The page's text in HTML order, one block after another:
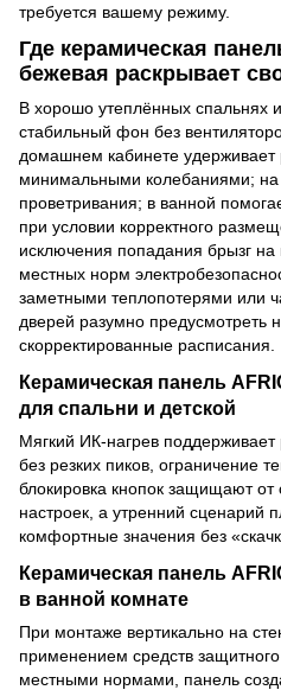
требуется вашему режиму.
Где керамическая
бежевая раскрывает
В хорошо утеплённых спальнях
стабильный фон без
домашнем кабинете удерживает
минимальными колебаниями; на
проветривания; в ванной
при условии корректного
исключения попадания брызг
местных норм
заметными теплопотерями или
дверей разумно предусмотреть
скорректированные расписания.
Керамическая панель
для спальни и детской
Мягкий ИК-нагрев
без резких пиков, ограничение
блокировка кнопок защищают
настроек, а утренний сценарий
комфортные значения без
Керамическая панель
в ванной комнате
При монтаже вертикально на
применением средств
местными нормами, панель